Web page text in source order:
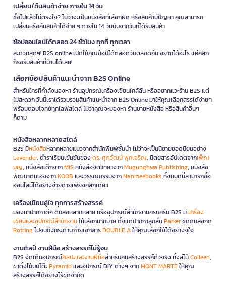
เปลี่ยน/คืนสินค้าง่าย ภายใน 14 วัน
ซื้อไปแล้วไม่ตรงใจ? ไม่ว่าจะเป็นหนังสือที่เลือกผิด หรือสินค้ามีปัญหา คุณสามารถ
เปลี่ยนหรือคืนสินค้าได้ง่าย ๆ ภายใน 14 วันนับจากวันที่ได้รับสินค้า
ช้อปออนไลน์ได้ตลอด 24 ชั่วโมง ทุกที่ ทุกเวลา
สะดวกสุดๆ! B2S online เปิดให้คุณช้อปได้ตลอดวันตลอดคืน อยากได้อะไร แค่คลิก
ก็รอรับสินค้าที่บ้านได้เลย!
เลือกช้อปสินค้าแนะนำจาก B2S Online
สำหรับใครที่กำลังมองหา ร้านอุปกรณ์เครื่องเขียนใกล้ฉัน หรืออยากแวะร้าน B2S แต่
ไม่สะดวก วันนี้เราได้รวบรวมสินค้าแนะนำจาก B2S Online มาให้คุณเลือกสรรได้ง่ายๆ
พร้อมตอบโจทย์ทุกไลฟ์สไตล์ ไม่ว่าคุณจะมองหา ร้านขายหนังสือ หรือสินค้าอื่นๆ
ก็ตาม
หนังสือหลากหลายสไตล์
B2S มีหนังสือหลากหลายแนวจากสำนักพิมพ์ชั้นนำ ไม่ว่าจะเป็นนิยายยอดนิยมอย่าง
Lavender, ตำราเรียนเข้มข้นของดร. ศุภวัฒน์ พุกเจริญ, นิตยสารอัปเดตจากเพ็ญ
บุญ, หนังสือเด็กจากMIS หนังสือจิตวิทยาจากMugunghwa Publishing, หนังสือ
พัฒนาตนเองจากKOOB และวรรณกรรมจากNanmeebooks ทั้งหมดนี้สามารถซื้อ
ออนไลน์ได้อย่างง่ายดายเพียงคลิกเดียว
เครื่องเขียนคู่ใจ ทุกการสร้างสรรค์
มองหาปากกาดีๆ ดินสอหลากหลาย หรืออุปกรณ์สำนักงานครบครัน B2S มีเครื่อง
เขียนและอุปกรณ์สำนักงานให้เลือกมากมาย ตั้งแต่ปากกาลูกลื่นParkerชุดดินสอกด
Rotringไปจนถึงกระดาษถ่ายเอกสารDOUBLE Aให้คุณเลือกใช้ได้อย่างจุใจ
งานศิลป์ งานฝีมือ สร้างสรรค์ไม่รู้จบ
B2S จัดเต็มอุปกรณ์ศิลปะและงานฝีมือสำหรับคนสร้างสรรค์ตัวจริง ทั้งสีไม้Colleen,
ขาตั้งไม้บนโต๊ะPyramidและอุปกรณ์ DIY ต่างๆ จากMONT MARTEให้คุณ
สร้างสรรค์ได้อย่างไร้ขีดจำกัด